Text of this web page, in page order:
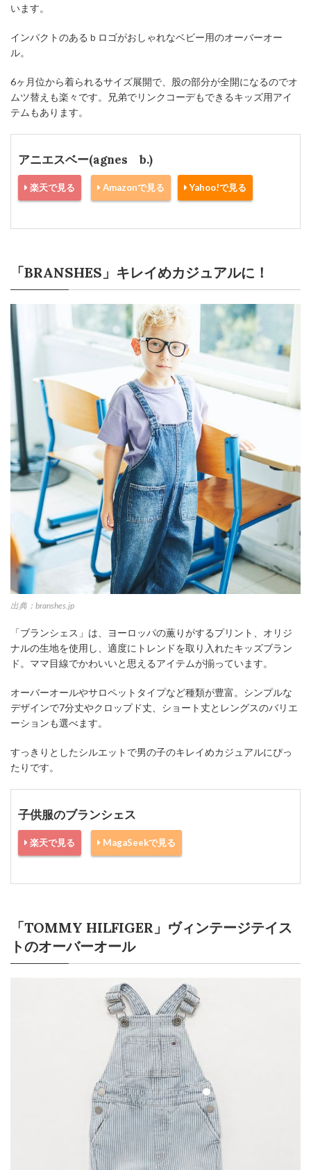
います。
インパクトのあるｂロゴがおしゃれなベビー用のオーバーオー
ル。
6ヶ月位から着られるサイズ展開で、股の部分が全開になるのでオ
ムツ替えも楽々です。兄弟でリンクコーデもできるキッズ用アイ
テムもあります。
アニエスベー(agnes b.)
楽天で見る Amazonで見る Yahoo!で見る
「BRANSHES」キレイめカジュアルに！
出典：branshes.jp
「ブランシェス」は、ヨーロッパの薫りがするプリント、オリジ
ナルの生地を使用し、適度にトレンドを取り入れたキッズブラン
ド。ママ目線でかわいいと思えるアイテムが揃っています。
オーバーオールやサロペットタイプなど種類が豊富。シンプルな
デザインで7分丈やクロップド丈、ショート丈とレングスのバリエ
ーションも選べます。
すっきりとしたシルエットで男の子のキレイめカジュアルにぴっ
たりです。
子供服のブランシェス
楽天で見る MagaSeekで見る
「TOMMY HILFIGER」ヴィンテージテイス
トのオーバーオール